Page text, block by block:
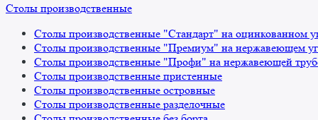
Столы производственные
Столы производственные "Стандарт" на оцинкованном
Столы производственные "Премиум" на нержавеющем
Столы производственные "Профи" на нержавеющей
Столы производственные пристенные
Столы производственные островные
Столы производственные разделочные